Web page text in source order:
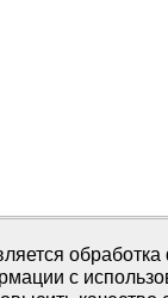
с